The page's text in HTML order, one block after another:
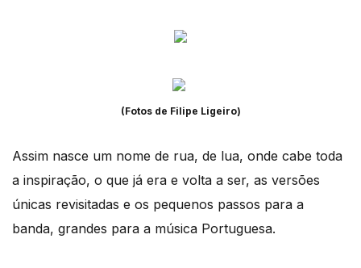
(Fotos de Filipe Ligeiro)
Assim nasce um nome de rua, de lua, onde cabe toda
a inspiração, o que já era e volta a ser, as versões
únicas revisitadas e os pequenos passos para a
banda, grandes para a música Portuguesa.